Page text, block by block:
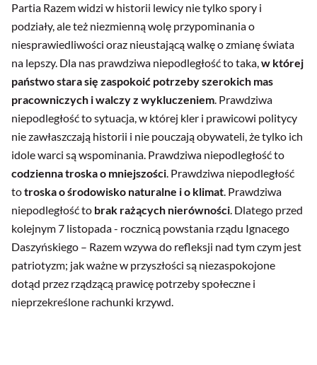
Partia Razem widzi w historii lewicy nie tylko spory i
podziały, ale też niezmienną wolę przypominania o
niesprawiedliwości oraz nieustającą walkę o zmianę świata
na lepszy. Dla nas prawdziwa niepodległość to taka,w której
państwo stara się zaspokoić potrzeby szerokich mas
pracowniczych i walczy z wykluczeniem. Prawdziwa
niepodległość to sytuacja, w której kler i prawicowi politycy
nie zawłaszczają historii i nie pouczają obywateli, że tylko ich
idole warci są wspominania. Prawdziwa niepodległość to
codzienna troska o mniejszości. Prawdziwa niepodległość
totroska o środowisko naturalne i o klimat. Prawdziwa
niepodległość to brak rażących nierówności. Dlatego przed
kolejnym 7 listopada - rocznicą powstania rządu Ignacego
Daszyńskiego – Razem wzywa do refleksji nad tym czym jest
patriotyzm; jak ważne w przyszłości są niezaspokojone
dotąd przez rządzącą prawicę potrzeby społeczne i
nieprzekreślone rachunki krzywd.